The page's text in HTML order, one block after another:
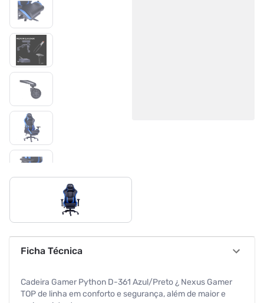
Ficha Técnica
Cadeira Gamer Python D-361 Azul/Preto ¿ Nexus Gamer
TOP de linha em conforto e segurança, além de maior e